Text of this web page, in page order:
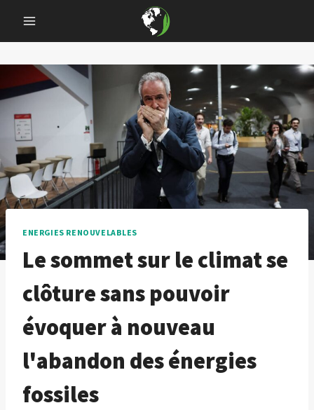
content
ENERGIES RENOUVELABLES
Le sommet sur le climat se
clôture sans pouvoir
évoquer à nouveau
l'abandon des énergies
fossiles